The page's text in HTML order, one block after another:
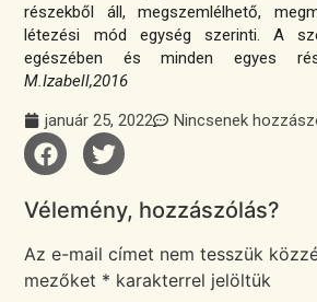
részekből áll, megszemlélhető,
létezési mód egység szerinti. A
egészében és minden egyes
M.Izabell,2016
január 25, 2022 Nincsenek
Vélemény, hozzászólás?
Az e-mail címet nem tesszük
mezőket * karakterrel jelöltük